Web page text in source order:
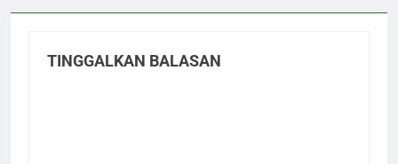
TINGGALKAN BALASAN